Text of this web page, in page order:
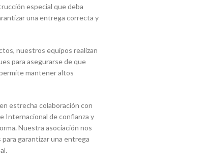
especial que deba
una entrega correcta y
nuestros equipos realizan
para asegurarse de que
mantener altos
estrecha colaboración con
Internacional de confianza y
Nuestra asociación nos
garantizar una entrega